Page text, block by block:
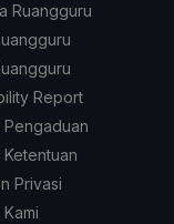
Ruangguru
Report
Pengaduan
Privasi